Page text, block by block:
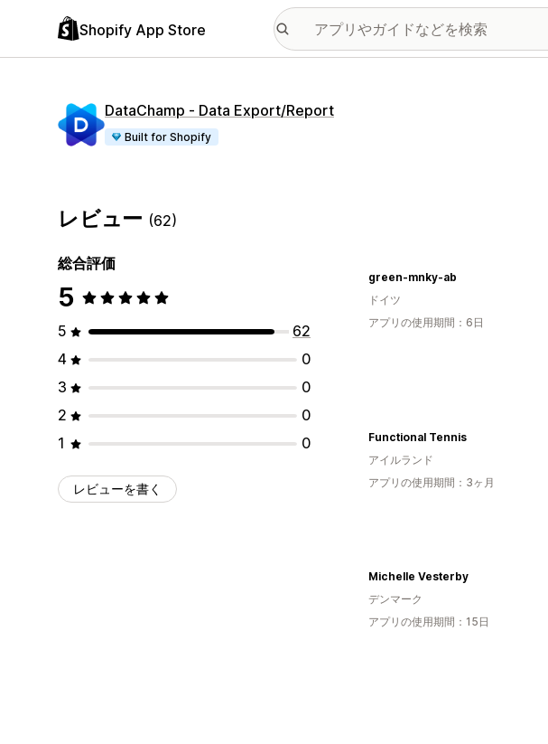
Shopify App Store
DataChamp ‑ Data Export/Report
Built for Shopify
レビュー (62)
総合評価
5
5
62
4
0
3
0
2
0
1
0
レビューを書く
green-mnky-ab
ドイツ
アプリの使用期間：6日
Functional Tennis
アイルランド
アプリの使用期間：3ヶ月
Michelle Vesterby
デンマーク
アプリの使用期間：15日